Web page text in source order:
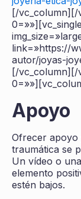
[/
link=»https://
autor/joyas-
[/
Apoyo
Ofrecer apoyo
traumática se
Un vídeo o
elemento
estén bajos.